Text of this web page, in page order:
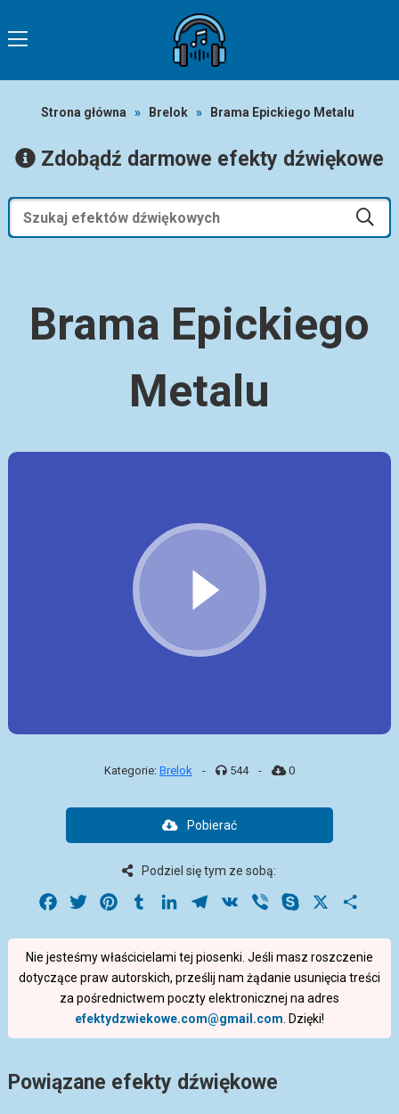
Strona główna » Brelok » Brama Epickiego Metalu
Zdobądź darmowe efekty dźwiękowe
Brama Epickiego
Metalu
Kategorie: Brelok - 544 - 0
Pobierać
Podziel się tym ze sobą:
Facebook
Twitter PinterestTumblrLinkedInTelegram
VK Viber Skype
Nie jesteśmy właścicielami tej piosenki. Jeśli masz roszczenie
dotyczące praw autorskich, prześlij nam żądanie usunięcia treści
za pośrednictwem poczty elektronicznej na adres
efektydzwiekowe.com@gmail.com . Dzięki!
Powiązane efekty dźwiękowe